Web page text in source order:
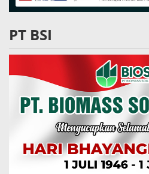
PT BSI